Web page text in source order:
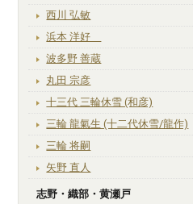
西川 弘敏
浜本 洋好
波多野 善蔵
丸田 宗彦
十三代 三輪休雪 (和彦)
三輪 龍氣生 (十二代休雪/龍作)
三輪 将嗣
矢野 直人
志野・織部・黄瀬戸